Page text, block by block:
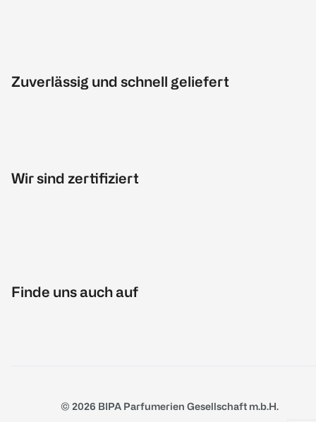
Zuverlässig und schnell geliefert
Wir sind zertifiziert
Finde uns auch auf
© 2026 BIPA Parfumerien Gesellschaft m.b.H.